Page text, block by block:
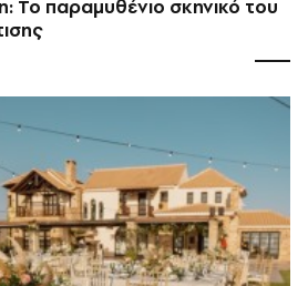
Το παραμυθένιο σκηνικό του